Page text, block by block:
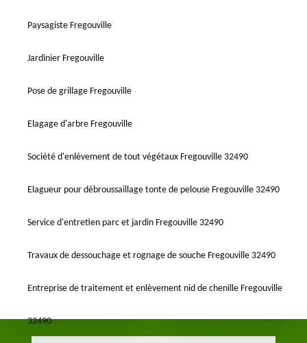
Paysagiste Fregouville
Jardinier Fregouville
Pose de grillage Fregouville
Elagage d'arbre Fregouville
Société d'enlèvement de tout végétaux Fregouville 32490
Elagueur pour débroussaillage tonte de pelouse Fregouville 32490
Service d'entretien parc et jardin Fregouville 32490
Travaux de dessouchage et rognage de souche Fregouville 32490
Entreprise de traitement et enlèvement nid de chenille Fregouville
32490